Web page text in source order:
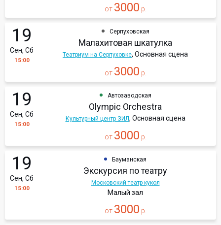
от 3000 р.
19
Сен, Сб
15:00
Серпуховская
Малахитовая шкатулка
Театриум на Серпуховке, Основная сцена
от 3000 р.
19
Сен, Сб
15:00
Автозаводская
Olympic Orchestra
Культурный центр ЗИЛ, Основная сцена
от 3000 р.
19
Сен, Сб
15:00
Бауманская
Экскурсия по театру
Московский театр кукол
Малый зал
от 3000 р.